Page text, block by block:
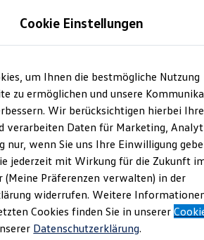
Fahrzeuge
Marktplatz
Cookie Einstellungen
um Ihnen die bestmögliche Nutzung
zu ermöglichen und unsere
Wir berücksichtigen hierbei Ihre
verarbeiten Daten für Marketing,
nur, wenn Sie uns Ihre Einwilligung
jederzeit mit Wirkung für die Zukunft
(Meine Präferenzen verwalten) in der
widerrufen. Weitere
Cookies finden Sie in unserer
Datenschutzerklärung.